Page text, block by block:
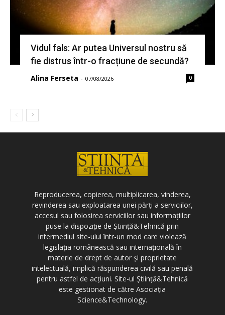
Vidul fals: Ar putea Universul nostru să
fie distrus într-o fracțiune de secundă?
Alina Ferseta - 07/08/2026 0
Reproducerea, copierea, multiplicarea, vinderea,
revinderea sau exploatarea unei părți a serviciilor,
accesul sau folosirea serviciilor sau informațiilor
puse la dispoziție de Știință&Tehnică prin
intermediul site-ului într-un mod care violează
legislația românească sau internațională în
materie de drept de autor și proprietate
intelectuală, implică răspunderea civilă sau penală
pentru astfel de acțiuni. Site-ul Știință&Tehnică
este gestionat de către Asociația
Science&Technology.